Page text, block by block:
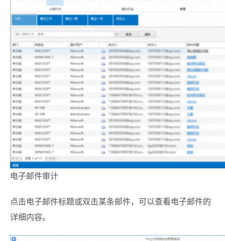
电子邮件审计
点击电子邮件标题或双击某条邮件，可以查看电子邮件的
详细内容。